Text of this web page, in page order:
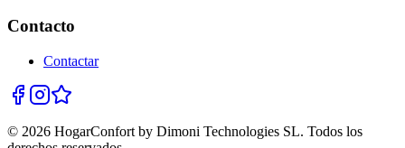
Contacto
Contactar
© 2026 HogarConfort by Dimoni Technologies SL. Todos los